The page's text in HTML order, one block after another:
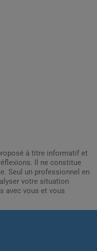
à titre informatif et
Il ne constitue
Seul un professionnel en
votre situation
avec vous et vous